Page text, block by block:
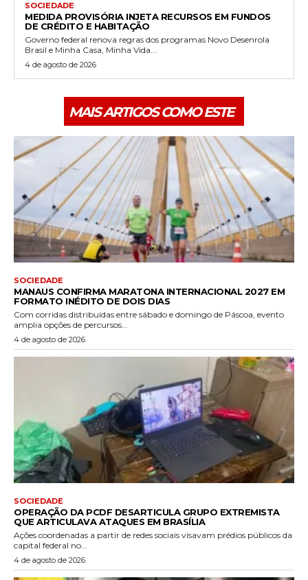
SOCIEDADE
MEDIDA PROVISÓRIA INJETA RECURSOS EM FUNDOS
DE CRÉDITO E HABITAÇÃO
Governo federal renova regras dos programas Novo Desenrola
Brasil e Minha Casa, Minha Vida...
4 de agosto de 2026
MAIS ARTIGOS COMO ESTE
SOCIEDADE
MANAUS CONFIRMA MARATONA INTERNACIONAL 2027 EM
FORMATO INÉDITO DE DOIS DIAS
Com corridas distribuídas entre sábado e domingo de Páscoa, evento
amplia opções de percursos...
4 de agosto de 2026
SOCIEDADE
OPERAÇÃO DA PCDF DESARTICULA GRUPO EXTREMISTA
QUE ARTICULAVA ATAQUES EM BRASÍLIA
Ações coordenadas a partir de redes sociais visavam prédios públicos da
capital federal no...
4 de agosto de 2026